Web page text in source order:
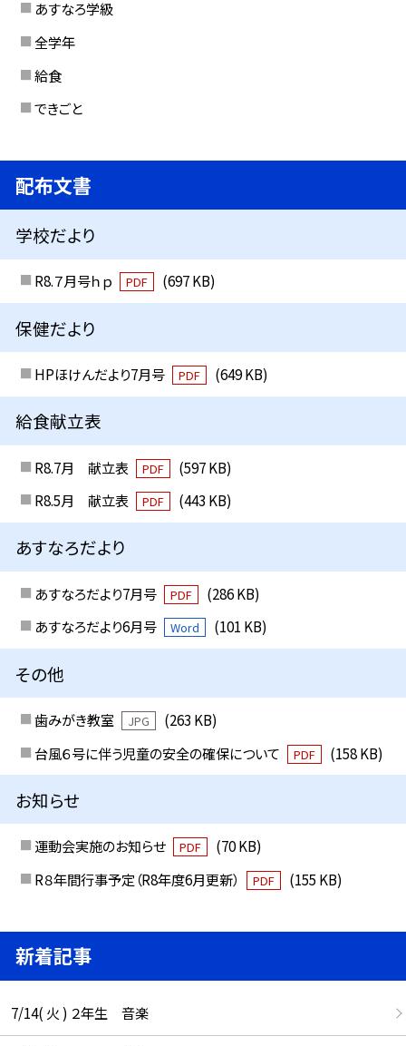
あすなろ学級
全学年
給食
できごと
配布文書
学校だより
R8.７月号ｈｐ PDF (697 KB)
保健だより
HPほけんだより7月号 PDF (649 KB)
給食献立表
R8.7月 献立表 PDF
(597 KB)
R8.5月 献立表
PDF (443 KB)
あすなろだより
あすなろだより7月号 PDF
(286 KB)
あすなろだより6月号
Word (101 KB)
その他
歯みがき教室 JPG
(263 KB)
台風６号に伴う児童の安全の確保について
PDF (158 KB)
お知らせ
運動会実施のお知らせ PDF
(70 KB)
R８年間行事予定（R8年度6月更新）
PDF (155 KB)
新着記事
7/14( 火 ) ２年生 音楽